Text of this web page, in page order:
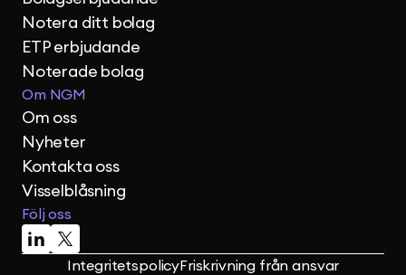
Notera ditt bolag
ETP erbjudande
Noterade bolag
Om NGM
Om oss
Nyheter
Kontakta oss
Visselblåsning
Följ oss
IntegritetspolicyFriskrivning från ansvar